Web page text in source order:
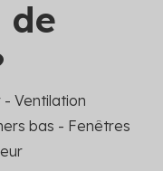
de
Ventilation
bas - Fenêtres